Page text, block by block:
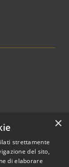
×
strettamente
del sito,
di elaborare